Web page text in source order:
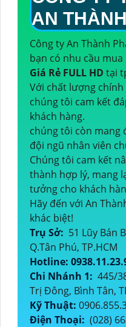
AN
Công ty An Thành
bạn có nhu cầu mua
Giá Rẻ FULL HD tại
Với chất lượng
chúng tôi cam kết
khách hàng.
chúng tôi còn mang
đội ngũ nhân viên
Chúng tôi cam kết
thành hợp lý, mang
tưởng cho khách
Hãy đến với An
khác biệt!
Trụ Sở: 51 Lũy Bán
Q.Tân Phú, TP.HCM
Hotline:
Chi Nhánh 1: 445/
Trị Đông, Bình Tân,
Kỹ Thuật:
Điện Thoại: (028)